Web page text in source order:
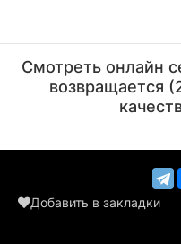
(Vexius, озвучка)
Смотреть онлайн
возвращается
Добавить в закладки